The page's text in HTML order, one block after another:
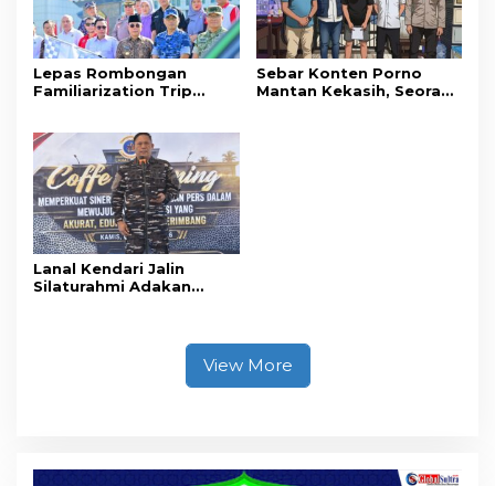
Lepas Rombongan
Familiarization Trip
Gerakkan Ekonomi
Daerah
Sebar Konten Porno
Mantan Kekasih, Seorang
Lanal Kendari Jalin
Silaturahmi Adakan
View More